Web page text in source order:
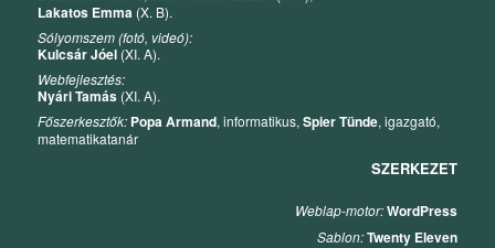
Lakatos Emma (X. B).
Sólyomszem (fotó, videó):
Kulcsár Jóel (XI. A).
Webfejlesztés:
Nyári Tamás (XI. A).
Főszerkesztők: Popa Armand, informatikus,Spier Tünde, igazgató,
matematikatanár
SZERKEZET
Weblap-motor:WordPress
Sablon:Twenty Eleven